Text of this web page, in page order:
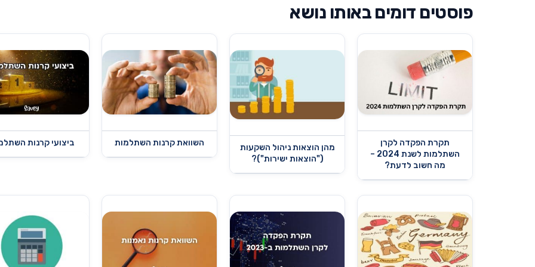
פוסטים דומים באותו נושא
תקרת הפקדה לקרן
השתלמות לשנת 2024 –
מה חשוב לדעת?
מהן הוצאות ניהול השקעות
("הוצאות ישירות")?
השוואת קרנות השתלמות ביצועי קרנות